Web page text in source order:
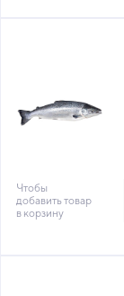
Чтобы
добавить товар
в корзину